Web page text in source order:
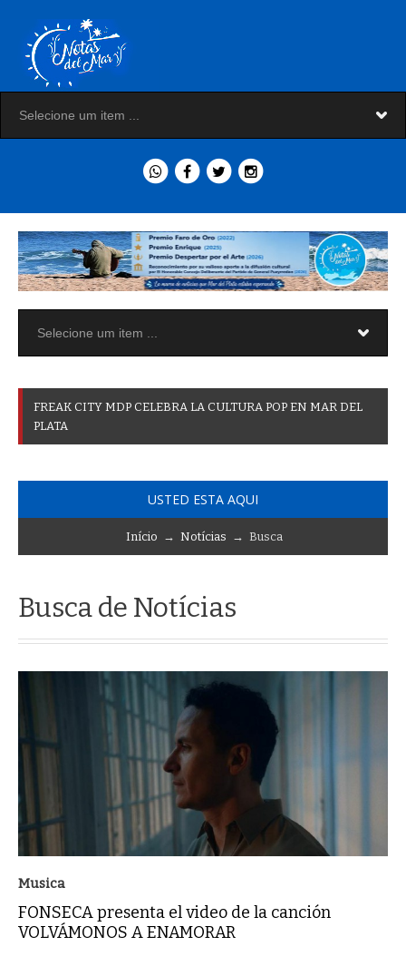
FREAK CITY MDP CELEBRA LA CULTURA POP EN MAR DEL
PLATA
USTED ESTA AQUI
Início → Notícias → Busca
Busca de Notícias
Musica
FONSECA presenta el video de la canción
VOLVÁMONOS A ENAMORAR